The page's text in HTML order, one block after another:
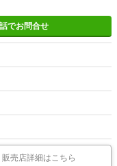
でお問合せ
販売店詳細はこちら